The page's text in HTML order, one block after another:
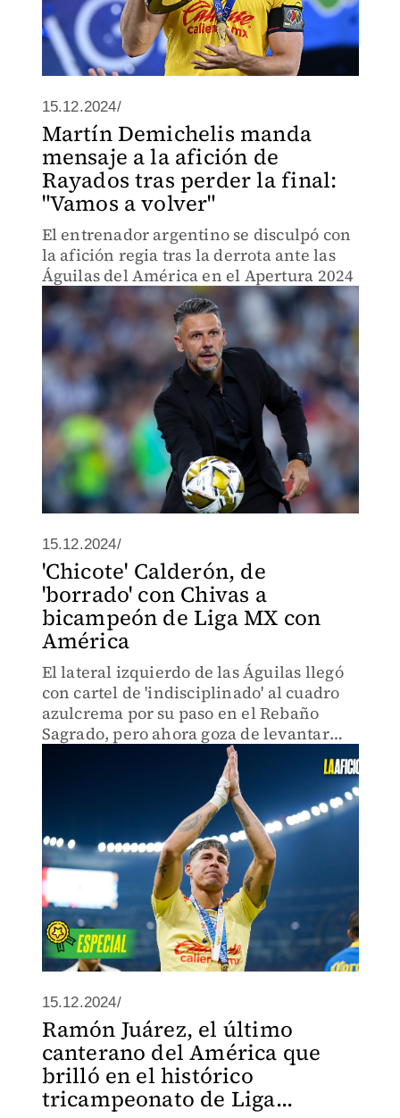
15.12.2024/
Martín Demichelis manda
mensaje a la afición de
Rayados tras perder la final:
"Vamos a volver"
El entrenador argentino se disculpó con
la afición regia tras la derrota ante las
Águilas del América en el Apertura 2024
15.12.2024/
'Chicote' Calderón, de
'borrado' con Chivas a
bicampeón de Liga MX con
América
El lateral izquierdo de las Águilas llegó
con cartel de 'indisciplinado' al cuadro
azulcrema por su paso en el Rebaño
Sagrado, pero ahora goza de levantar
dos títulos consecutivos con los de Coapa
15.12.2024/
Ramón Juárez, el último
canterano del América que
brilló en el histórico
tricampeonato de Liga...